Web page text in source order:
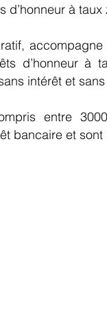
à
d’honneur à
intérêt et
entre
bancaire et sont